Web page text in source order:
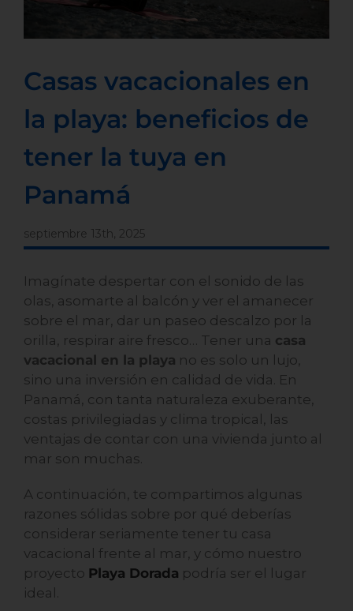
Casas vacacionales en
la playa: beneficios de
tener la tuya en
Panamá
septiembre 13th, 2025
Imagínate despertar con el sonido de las
olas, asomarte al balcón y ver el amanecer
sobre el mar, dar un paseo descalzo por la
orilla, respirar aire fresco… Tener una casa
vacacional en la playa no es solo un lujo,
sino una inversión en calidad de vida. En
Panamá, con tanta naturaleza exuberante,
costas privilegiadas y clima tropical, las
ventajas de contar con una vivienda junto al
mar son muchas.
A continuación, te compartimos algunas
razones sólidas sobre por qué deberías
considerar seriamente tener tu casa
vacacional frente al mar, y cómo nuestro
proyecto Playa Dorada podría ser el lugar
ideal.